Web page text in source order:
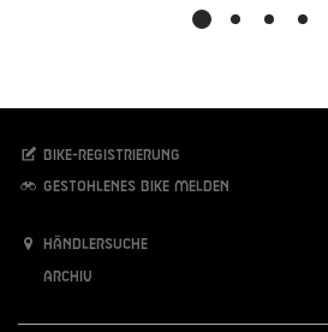
Bike-Registrierung
Gestohlenes Bike melden
Händlersuche
Archiv